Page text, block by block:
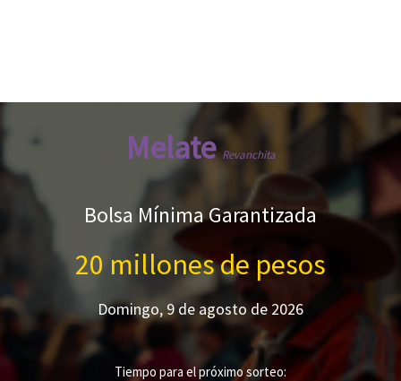
MelateRevanchita
Bolsa Mínima Garantizada
20 millones de pesos
Domingo, 9 de agosto de 2026
Tiempo para el próximo sorteo: